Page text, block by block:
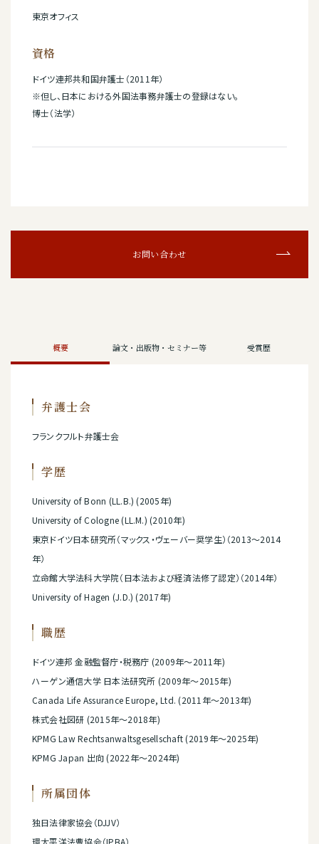
東京オフィス
資格
ドイツ連邦共和国弁護士（2011年）
※但し、日本における外国法事務弁護士の登録はない。
博士（法学）
お問い合わせ
概要 論文・出版物・セミナー等 受賞歴
弁護士会
フランクフルト弁護士会
学歴
University of Bonn (LL.B.) (2005年)
University of Cologne (LL.M.) (2010年)
東京ドイツ日本研究所（マックス・ヴェーバー奨学生）（2013～2014
年）
立命館大学法科大学院（日本法および経済法修了認定）（2014年）
University of Hagen (J.D.) (2017年)
職歴
ドイツ連邦 金融監督庁・税務庁 (2009年～2011年)
ハーゲン通信大学 日本法研究所 (2009年～2015年)
Canada Life Assurance Europe, Ltd. (2011年～2013年)
株式会社図研 (2015年～2018年)
KPMG Law Rechtsanwaltsgesellschaft (2019年～2025年)
KPMG Japan 出向 (2022年～2024年)
所属団体
独日法律家協会（DJJV）